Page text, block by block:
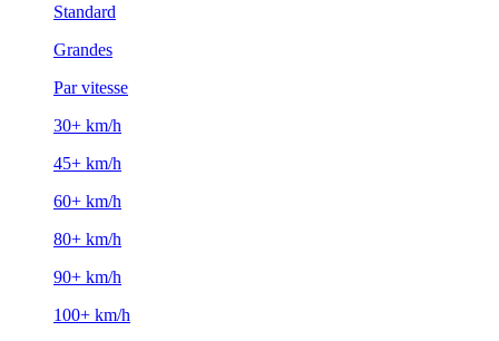
Standard
Grandes
Par vitesse
30+ km/h
45+ km/h
60+ km/h
80+ km/h
90+ km/h
100+ km/h